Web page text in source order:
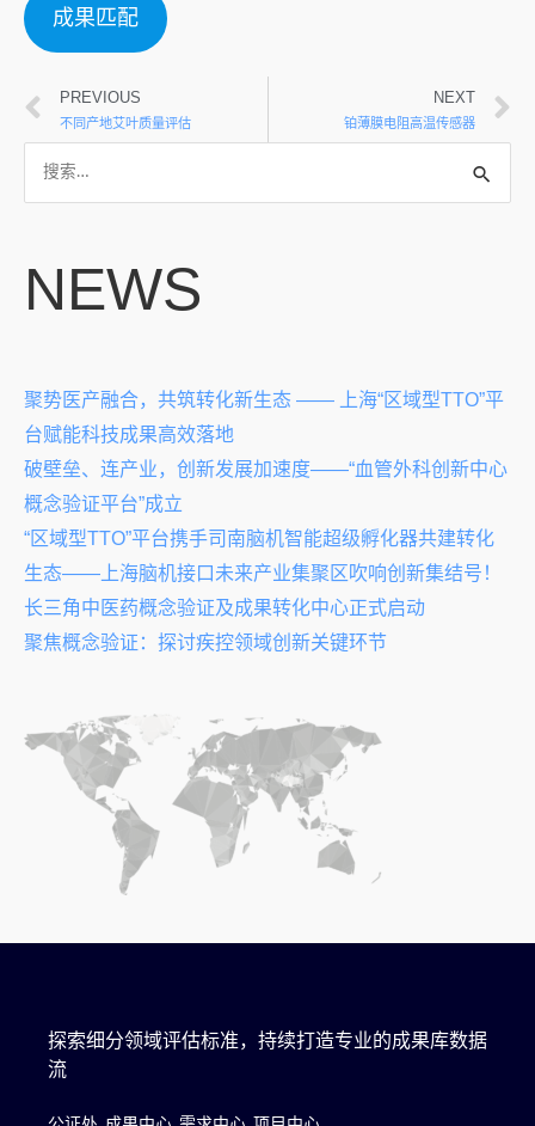
成果匹配
PREVIOUS
不同产地艾叶质量评估
NEXT
铂薄膜电阻高温传感器
NEWS
聚势医产融合，共筑转化新生态 —— 上海“区域型TTO”平
台赋能科技成果高效落地
破壁垒、连产业，创新发展加速度——“血管外科创新中心
概念验证平台”成立
“区域型TTO”平台携手司南脑机智能超级孵化器共建转化
生态——上海脑机接口未来产业集聚区吹响创新集结号！
长三角中医药概念验证及成果转化中心正式启动
聚焦概念验证：探讨疾控领域创新关键环节
探索细分领域评估标准，持续打造专业的成果库数据
流